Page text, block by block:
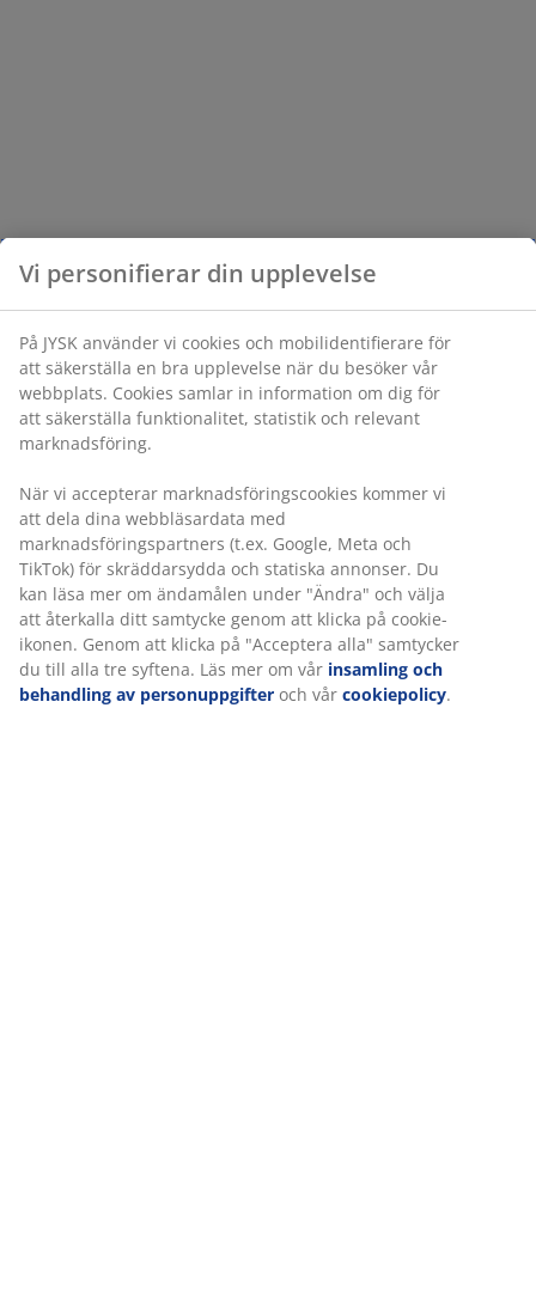
Vi personifierar din upplevelse
På JYSK använder vi cookies och mobilidentifierare för
att säkerställa en bra upplevelse när du besöker vår
webbplats. Cookies samlar in information om dig för
att säkerställa funktionalitet, statistik och relevant
marknadsföring.
När vi accepterar marknadsföringscookies kommer vi
att dela dina webbläsardata med
marknadsföringspartners (t.ex. Google, Meta och
TikTok) för skräddarsydda och statiska annonser. Du
kan läsa mer om ändamålen under "Ändra" och välja
att återkalla ditt samtycke genom att klicka på cookie-
ikonen. Genom att klicka på "Acceptera alla" samtycker
du till alla tre syftena. Läs mer om vår insamling och
behandling av personuppgifter och vår cookiepolicy.